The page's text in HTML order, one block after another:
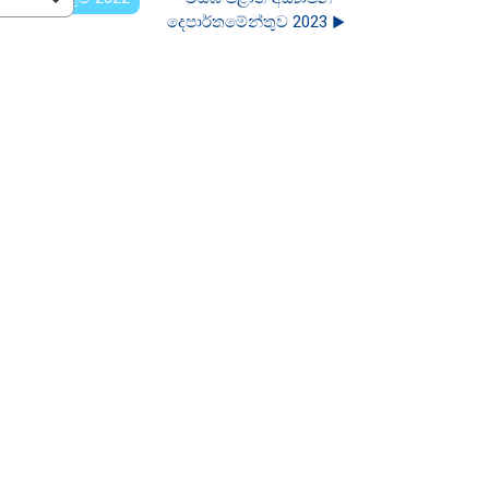
දෙපාර්තමේන්තුව 2023 ▶︎